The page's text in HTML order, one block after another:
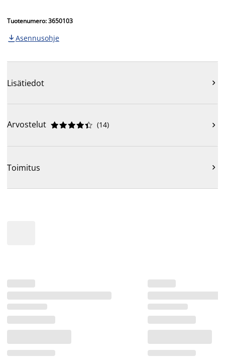
Tuotenumero: 3650103
 Asennusohje
Lisätiedot 
Arvostelut 




 (14) 
Toimitus 